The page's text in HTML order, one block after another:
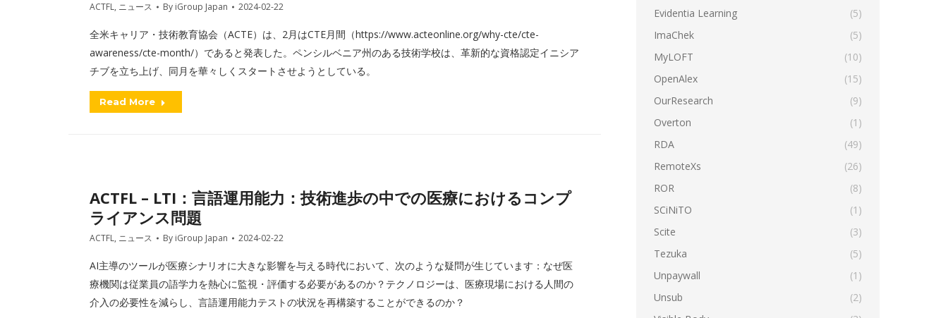
ACTFL, ニュース By iGroup Japan 2024-02-22
全米キャリア・技術教育協会（ACTE）は、2月はCTE月間（https://www.acteonline.org/why-cte/cte-
awareness/cte-month/）であると発表した。ペンシルベニア州のある技術学校は、革新的な資格認定イニシア
チブを立ち上げ、同月を華々しくスタートさせようとしている。
Read More
ACTFL – LTI：言語運用能力：技術進歩の中での医療におけるコンプ
ライアンス問題
ACTFL, ニュース By iGroup Japan 2024-02-22
AI主導のツールが医療シナリオに大きな影響を与える時代において、次のような疑問が生じています：なぜ医
療機関は従業員の語学力を熱心に監視・評価する必要があるのか？テクノロジーは、医療現場における人間の
介入の必要性を減らし、言語運用能力テストの状況を再構築することができるのか？
Evidentia Learning
(5)
ImaChek
(5)
MyLOFT
(10)
OpenAlex
(15)
OurResearch
(9)
Overton
(1)
RDA
(49)
RemoteXs
(26)
ROR
(8)
SCiNiTO
(1)
Scite
(3)
Tezuka
(5)
Unpaywall
(1)
Unsub
(2)